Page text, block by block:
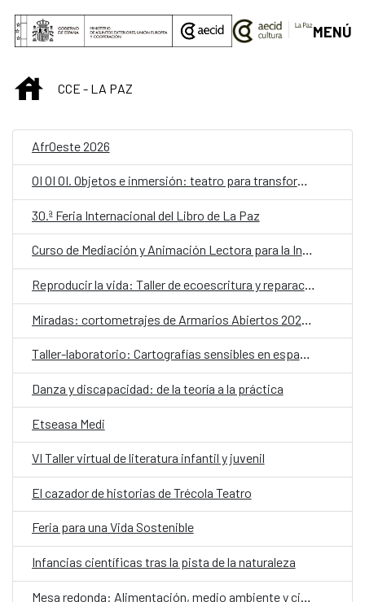
Saltar al contenido principal
MENÚ
INICIOCCE - LA PAZ
AfrOeste 2026
OI OI OI. Objetos e inmersión: teatro para transformar la escuela
30.ª Feria Internacional del Libro de La Paz
Curso de Mediación y Animación Lectora para la Infancia – Lectores sin Frontera
Reproducir la vida: Taller de ecoescritura y reparación
Taller-laboratorio: Cartografías sensibles en espacios públicos
Danza y discapacidad: de la teoría a la práctica
Etseasa Medi
VI Taller virtual de literatura infantil y juvenil
El cazador de historias de Trécola Teatro
Feria para una Vida Sostenible
Infancias científicas tras la pista de la naturaleza